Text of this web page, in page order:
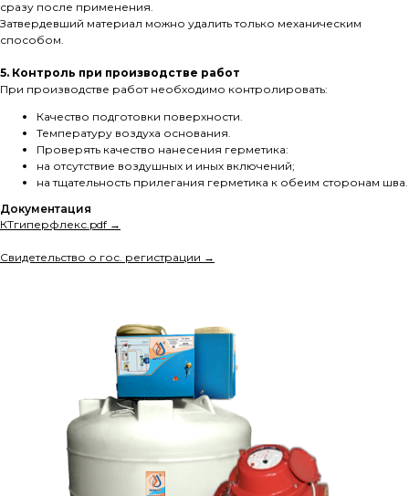
сразу после применения.
Затвердевший материал можно удалить только механическим
способом.
5. Контроль при производстве работ
При производстве работ необходимо контролировать:
Качество подготовки поверхности.
Температуру воздуха основания.
Проверять качество нанесения герметика:
на отсутствие воздушных и иных включений;
на тщательность прилегания герметика к обеим сторонам шва.
Документация
КТгиперфлекс.pdf →
Свидетельство о гос. регистрации →